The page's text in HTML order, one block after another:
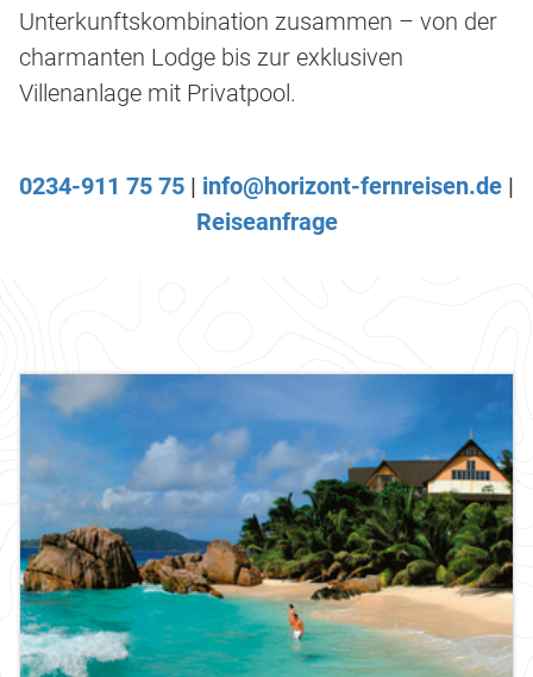
Unterkunftskombination zusammen – von der
charmanten Lodge bis zur exklusiven
Villenanlage mit Privatpool.
0234-911 75 75 | info@horizont-fernreisen.de |
Reiseanfrage